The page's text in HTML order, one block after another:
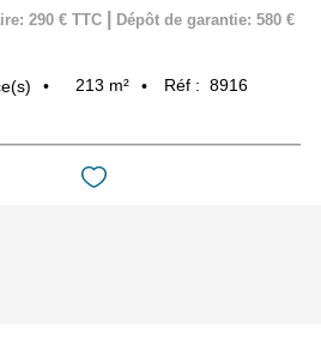
290 € TTC
Dépôt de garantie: 580 €
213 m² Réf : 8916